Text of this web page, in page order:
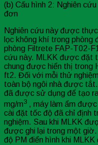
(b) Cấu hình 2: Nghiên
đơn
Nghiên cứu này được
lọc không khí trong
phòng Filtrete FAP-T02-
cứu này. MLKK được đặt
chung được hiển thị trong
ft2. Đối với mỗi thử
toàn bộ ngôi nhà được
đã được sử dụng để tạo
mg/m3 , máy làm ẩm
cài đặt tốc độ đã chỉ định
nghiệm. Sau khi MLKK
được ghi lại trong một
độ PM điển hình khi